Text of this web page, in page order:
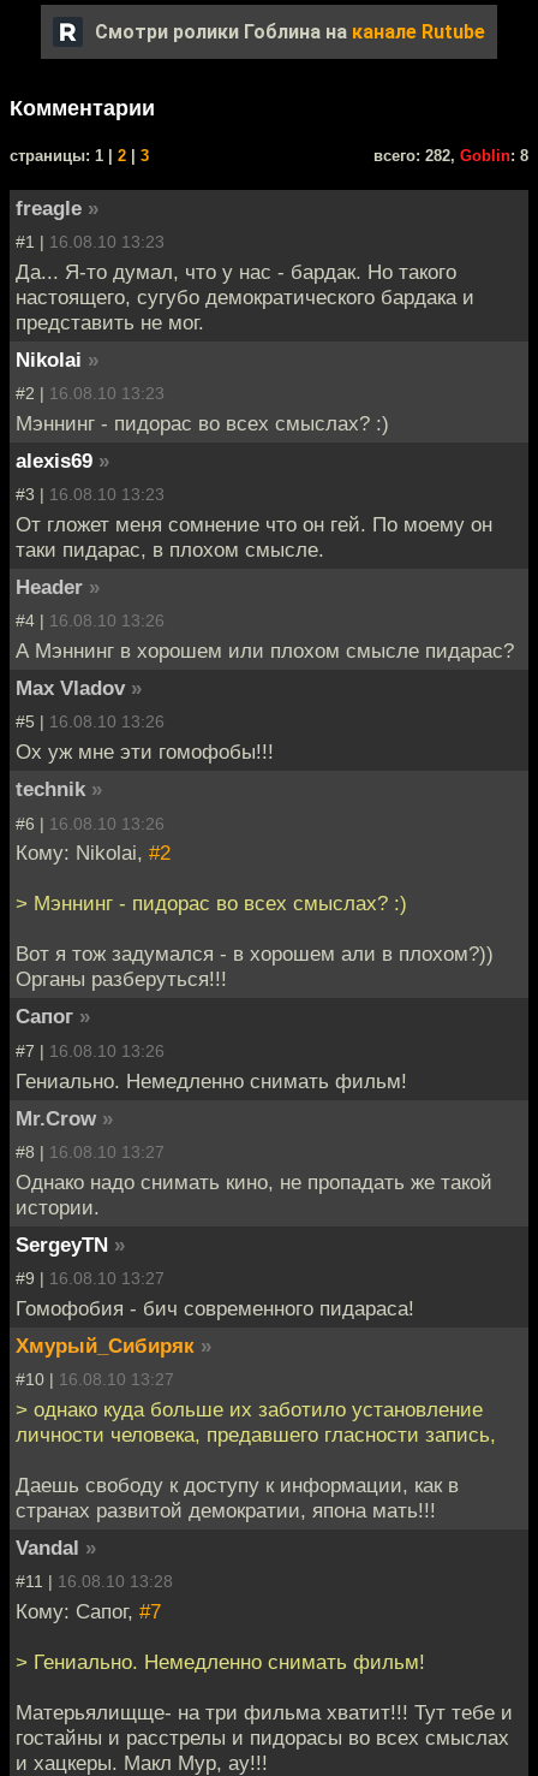
Смотри ролики Гоблина на канале Rutube
Комментарии
cтраницы: 1 | 2 3 всего: 282, Goblin: 8
freagle »
#1 | 16.08.10 13:23
Да... Я-то думал, что у нас - бардак. Но такого
настоящего, сугубо демократического бардака и
представить не мог.
Nikolai »
#2 | 16.08.10 13:23
Мэннинг - пидорас во всех смыслах? :)
alexis69 »
#3 | 16.08.10 13:23
От гложет меня сомнение что он гей. По моему он
таки пидарас, в плохом смысле.
Header »
#4 | 16.08.10 13:26
А Мэннинг в хорошем или плохом смысле пидарас?
Max Vladov »
#5 | 16.08.10 13:26
Ох уж мне эти гомофобы!!!
technik »
#6 | 16.08.10 13:26
Кому: Nikolai, #2
> Мэннинг - пидорас во всех смыслах? :)
Вот я тож задумался - в хорошем али в плохом?))
Органы разберуться!!!
Сапог »
#7 | 16.08.10 13:26
Гениально. Немедленно снимать фильм!
Mr.Crow »
#8 | 16.08.10 13:27
Однако надо снимать кино, не пропадать же такой
истории.
SergeyTN »
#9 | 16.08.10 13:27
Гомофобия - бич современного пидараса!
Хмурый_Сибиряк »
#10 | 16.08.10 13:27
> однако куда больше их заботило установление
личности человека, предавшего гласности запись,
Даешь свободу к доступу к информации, как в
странах развитой демократии, япона мать!!!
Vandal »
#11 | 16.08.10 13:28
Кому: Сапог, #7
> Гениально. Немедленно снимать фильм!
Матерьялищще- на три фильма хватит!!! Тут тебе и
гостайны и расстрелы и пидорасы во всех смыслах
и хацкеры. Макл Мур, ау!!!